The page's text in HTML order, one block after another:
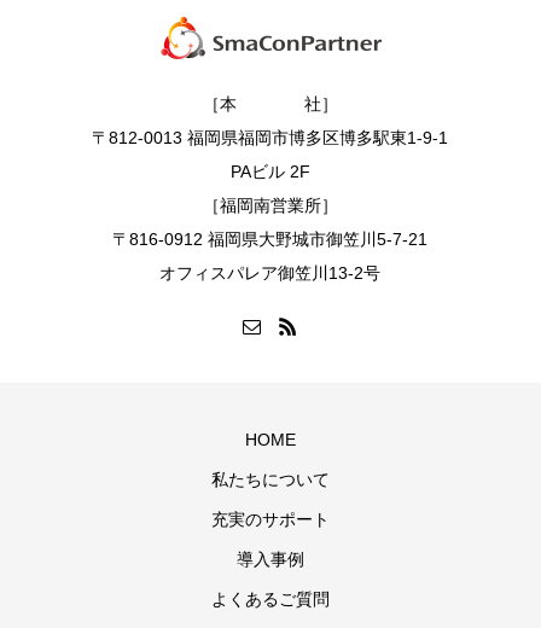
［本 社］
〒812-0013 福岡県福岡市博多区博多駅東1-9-1
PAビル 2F
［福岡南営業所］
〒816-0912 福岡県大野城市御笠川5-7-21
オフィスパレア御笠川13-2号
HOME
私たちについて
充実のサポート
導入事例
よくあるご質問